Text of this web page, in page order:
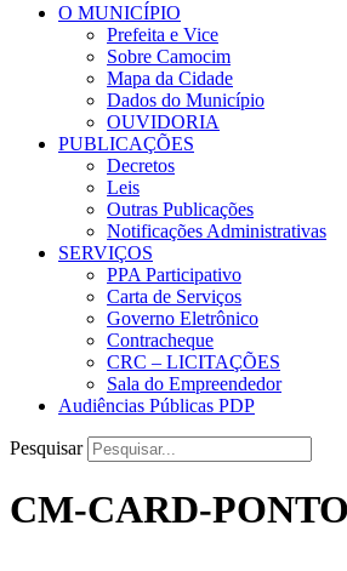
O MUNICÍPIO
Prefeita e Vice
Sobre Camocim
Mapa da Cidade
Dados do Município
OUVIDORIA
PUBLICAÇÕES
Decretos
Leis
Outras Publicações
Notificações Administrativas
SERVIÇOS
PPA Participativo
Carta de Serviços
Governo Eletrônico
Contracheque
CRC – LICITAÇÕES
Sala do Empreendedor
Audiências Públicas PDP
Pesquisar
CM-CARD-